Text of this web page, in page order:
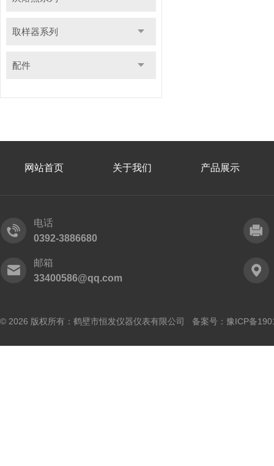
取样器系列
配件
网站首页 关于我们 产品展示
电话
0392-3886680
邮箱
33400586@qq.com
© 2026 版权所有：鹤壁市恒发仪器仪表有限公司 备案号： 豫ICP备